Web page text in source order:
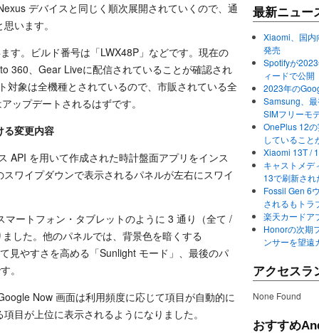
デバイスと同じく順次展開されていくので、通
います。
す。ビルド番号は「LWX48P」などです。現在の
360、Gear Liveに配信されていることが確認され
対象は全機種とされているので、市販されている全
ップデートされるはずです。
変更内容
API を用いて作成された時計盤面アプリをインス
ワイプダウンで表示されるパネルが左右にスワイ
ートフォン・タブレットのように 3 通り（全て /
した。他のパネルでは、背景色を暗くする
見やすさを高める「Sunlight モード」、最後のパ
。
Now 画面は利用頻度に応じて項目が自動的に
目が上位に表示されるようになりました。
最新ニュー
Xiaomi、国内
発売
Spotifyが
ィードで公開
2023年の
Samsung、
SIMフリーモ
OnePlus 12
していること
Xiaomi 13T /
キャストメデ
13で刷新さ
Fossil Gen 6
されるもトラ
楽天カードア
Honorの次期
ンサーを望遠
アクセスラ
None Found
おすすめ